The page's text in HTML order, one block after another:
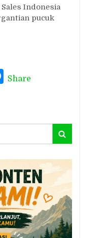
Indonesia
pucuk
Messenger
Share
Search